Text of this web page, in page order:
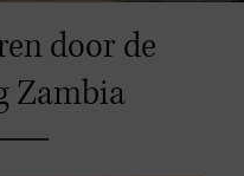
door de
Zambia